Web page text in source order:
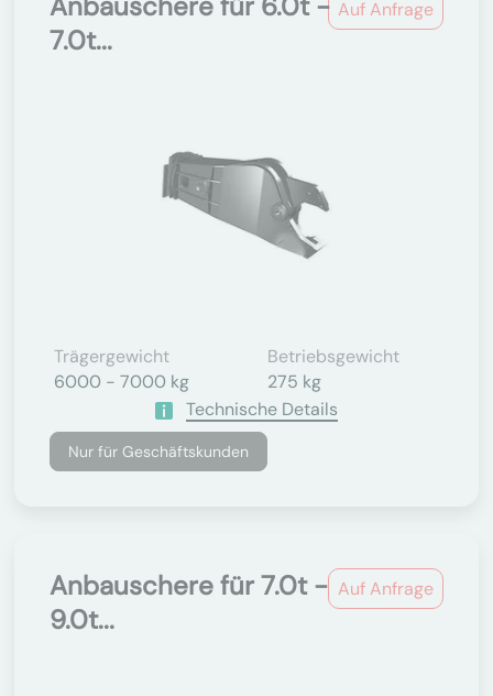
Auf Anfrage
7.0t...
Trägergewicht
6000 - 7000 kg
Betriebsgewicht
275 kg
Technische Details
Nur für Geschäftskunden
Auf Anfrage
Anbauschere für 7.0t -
9.0t...